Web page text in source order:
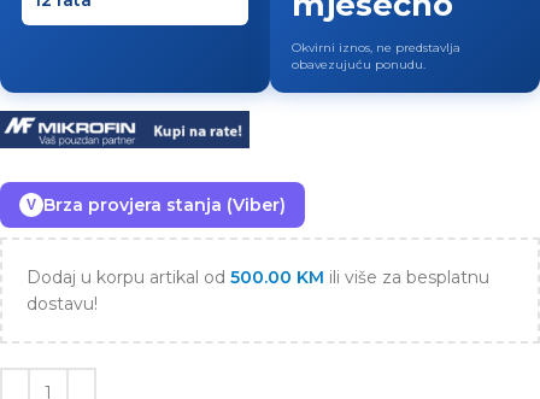
Okvirni iznos, ne predstavlja
obavezujuću ponudu.
V Brza provjera stanja (Viber)
Dodaj u korpu artikal od 500.00 KM ili više za besplatnu
dostavu!